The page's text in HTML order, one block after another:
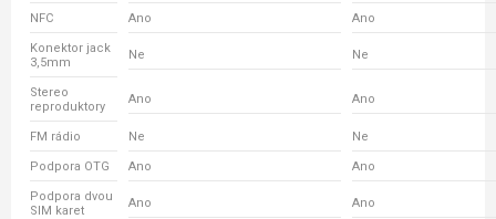
NFC Ano Ano
Konektor jack
3,5mm
Ne Ne
Stereo
reproduktory
Ano Ano
FM rádio Ne Ne
Podpora OTG Ano Ano
Podpora dvou
SIM karet
Ano Ano